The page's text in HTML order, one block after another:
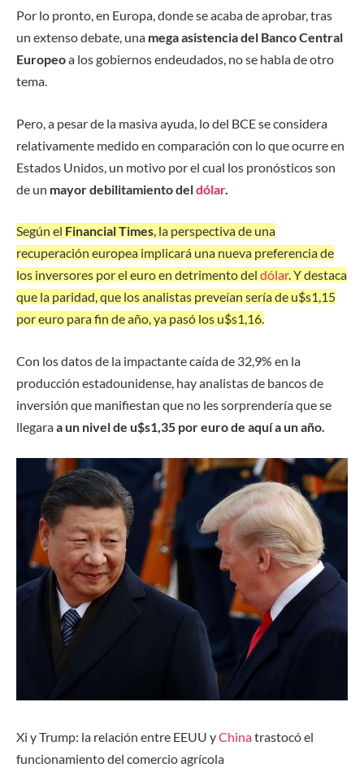
Por lo pronto, en Europa, donde se acaba de aprobar, tras
un extenso debate, una mega asistencia del Banco Central
Europeoa los gobiernos endeudados, no se habla de otro
tema.
Pero, a pesar de la masiva ayuda, lo del BCE se considera
relativamente medido en comparación con lo que ocurre en
Estados Unidos, un motivo por el cual los pronósticos son
de un mayor debilitamiento deldólar.
Según el Financial Times, la perspectiva de una
recuperación europea implicará una nueva preferencia de
los inversores por el euro en detrimento del dólar. Y destaca
que la paridad, que los analistas preveían sería de u$s1,15
por euro para fin de año, ya pasó los u$s1,16.
Con los datos de la impactante caída de 32,9% en la
producción estadounidense, hay analistas de bancos de
inversión que manifiestan que no les sorprendería que se
llegaraa un nivel de u$s1,35 por euro de aquí a un año.
Xi y Trump: la relación entre EEUU yChinatrastocó el
funcionamiento del comercio agrícola